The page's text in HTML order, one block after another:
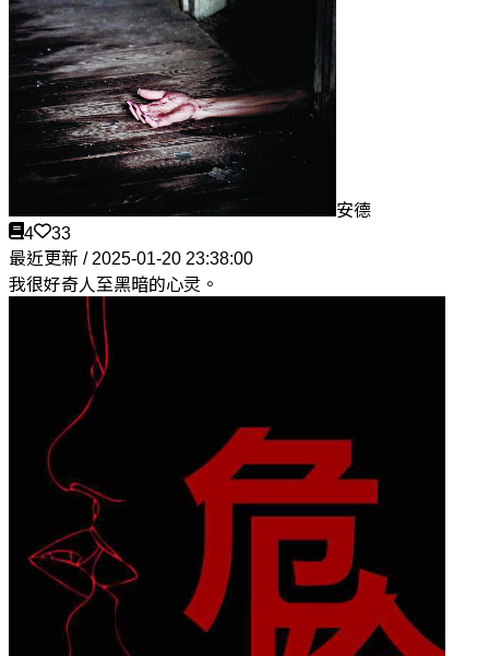
安德
4
33
最近更新 / 2025-01-20 23:38:00
我很好奇人至黑暗的心灵。